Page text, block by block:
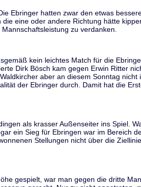
Ebringer hatten zwar den etwas
eine oder andere Richtung hätte
zu verdanken.
kein leichtes Match für die
Dirk Bösch kam gegen Erwin Ritter
aber an diesem Sonntag nicht
der Ebringer durch. Damit hat die
als krasser Außenseiter ins Spiel.
ein Sieg für Ebringen war im Bereich
Stellungen nicht über die
gespielt, war man gegen die dritte